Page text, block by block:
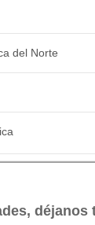
del Norte